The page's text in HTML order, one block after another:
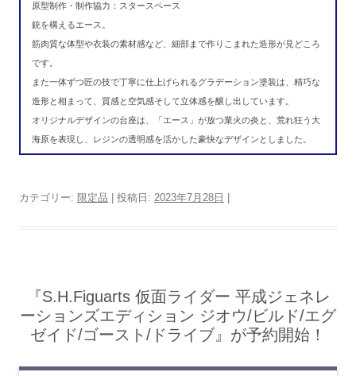
原型制作・制作協力：スタースペース
銃を構えるエース。
筋肉質な体型や衣装の素材感など、細部まで作りこまれた造形が見どころ
です。
また一体ずつ匠の技で丁寧に仕上げられるグラデーション塗装は、精巧な
造形と相まって、質感と空気感そして立体感を醸し出しています。
オリジナルデザインの台座は、「エース」が放つ業火の炎と、荒れ狂う大
海原を表現し、レジンの透明感を活かした豪快なデザインとしました。
カテゴリー: 限定品 | 投稿日: 2023年7月28日
『S.H.Figuarts 仮面ライダー 平成ジェネレ
ーションズエディション ジオウ/ビルド/エグ
ゼイド/ゴースト/ドライブ』が予約開始！